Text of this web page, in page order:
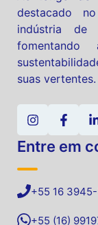
destacado
indústria de
suas vertentes.
Entre em
+55 16
+55 (16)